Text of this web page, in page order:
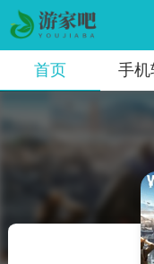
首页 手机